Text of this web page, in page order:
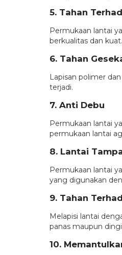
5. Tahan
Permukaan lantai
berkualitas dan kuat.
6. Tahan
Lapisan polimer
terjadi.
7. Anti Debu
Permukaan lantai
permukaan lantai
8. Lantai
Permukaan lantai
yang digunakan
9. Tahan
Melapisi lantai
panas maupun
10.